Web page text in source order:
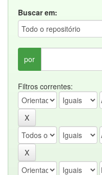
Buscar em:
por
Filtros correntes: